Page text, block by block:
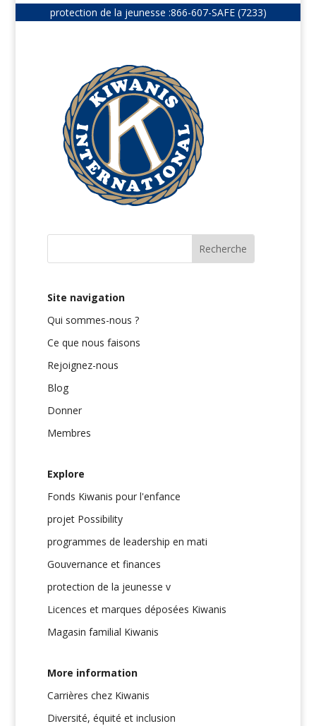
protection de la jeunesse :866-607-SAFE (7233)
Site navigation
Qui sommes-nous ?
Ce que nous faisons
Rejoignez-nous
Blog
Donner
Membres
Explore
Fonds Kiwanis pour l'enfance
projet Possibility
programmes de leadership en mati
Gouvernance et finances
protection de la jeunesse v
Licences et marques déposées Kiwanis
Magasin familial Kiwanis
More information
Carrières chez Kiwanis
Diversité, équité et inclusion